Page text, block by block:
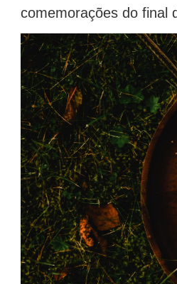
comemorações do final